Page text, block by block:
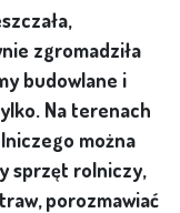
zgromadziła
budowlane i
Na terenach
można
sprzęt rolniczy,
porozmawiać